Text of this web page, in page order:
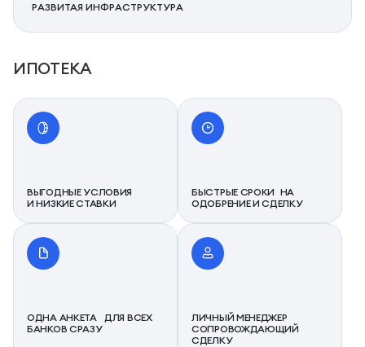
РАЗВИТАЯ ИНФРАСТРУКТУРА
ИПОТЕКА
ВЫГОДНЫЕ УСЛОВИЯ
И НИЗКИЕ СТАВКИ
БЫСТРЫЕ СРОКИ НА
ОДОБРЕНИЕ И СДЕЛКУ
ОДНА АНКЕТА ДЛЯ ВСЕХ
БАНКОВ СРАЗУ
ЛИЧНЫЙ МЕНЕДЖЕР
СОПРОВОЖДАЮЩИЙ
СДЕЛКУ